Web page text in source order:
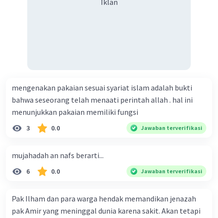
Iklan
keputusan yang madarat buat ummat.
Iklan
mengenakan pakaian sesuai syariat islam adalah bukti
bahwa seseorang telah menaati perintah allah . hal ini
menunjukkan pakaian memiliki fungsi
3 0.0 Jawaban terverifikasi
mujahadah an nafs berarti...
6 0.0 Jawaban terverifikasi
Pak Ilham dan para warga hendak memandikan jenazah
pak Amir yang meninggal dunia karena sakit. Akan tetapi